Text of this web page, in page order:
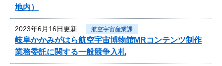
地内）
2023年6月16日更新 航空宇宙産業課
岐阜かかみがはら航空宇宙博物館MRコンテンツ制作
業務委託に関する一般競争入札